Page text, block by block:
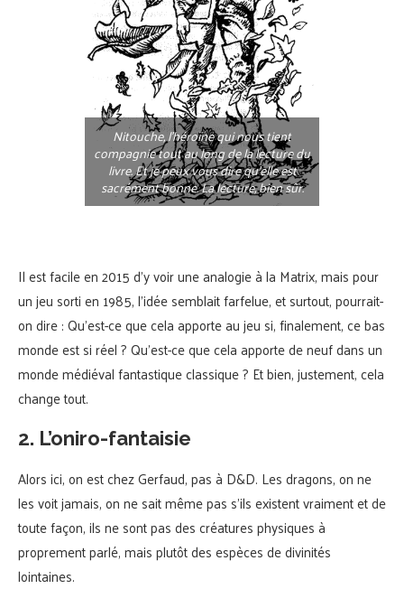
Nitouche, l’héroïne qui nous tient
compagnie tout au long de la lecture du
livre. Et je peux vous dire qu’elle est
sacrément bonne. La lecture, bien sûr.
Il est facile en 2015 d’y voir une analogie à la Matrix, mais pour
un jeu sorti en 1985, l’idée semblait farfelue, et surtout, pourrait-
on dire : Qu’est-ce que cela apporte au jeu si, finalement, ce bas
monde est si réel ? Qu’est-ce que cela apporte de neuf dans un
monde médiéval fantastique classique ? Et bien, justement, cela
change tout.
2. L’oniro-fantaisie
Alors ici, on est chez Gerfaud, pas à D&D. Les dragons, on ne
les voit jamais, on ne sait même pas s’ils existent vraiment et de
toute façon, ils ne sont pas des créatures physiques à
proprement parlé, mais plutôt des espèces de divinités
lointaines.